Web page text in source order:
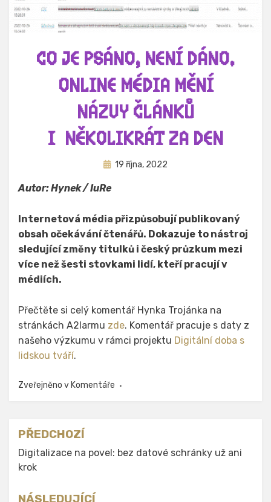
CO JE PSÁNO, NENÍ DÁNO.
ONLINE MÉDIA MĚNÍ
NÁZVY ČLÁNKŮ
I NĚKOLIKRÁT ZA DEN
AutorHynek Trojánek
Zveřejněno
19 října, 2022
Autor: Hynek / IuRe
Internetová média přizpůsobují publikovaný
obsah očekávání čtenářů. Dokazuje to nástroj
sledující změny titulků i český průzkum mezi
více než šesti stovkami lidí, kteří pracují v
médiích.
Přečtěte si celý komentář Hynka Trojánka na
stránkách A2larmu zde. Komentář pracuje s daty z
našeho výzkumu v rámci projektu Digitální doba s
lidskou tváří.
Zveřejněno v Komentáře
Navigace
pro
příspěvek
PŘEDCHOZÍ
Digitalizace na povel: bez datové schránky už ani
krok
NÁSLEDUJÍCÍ